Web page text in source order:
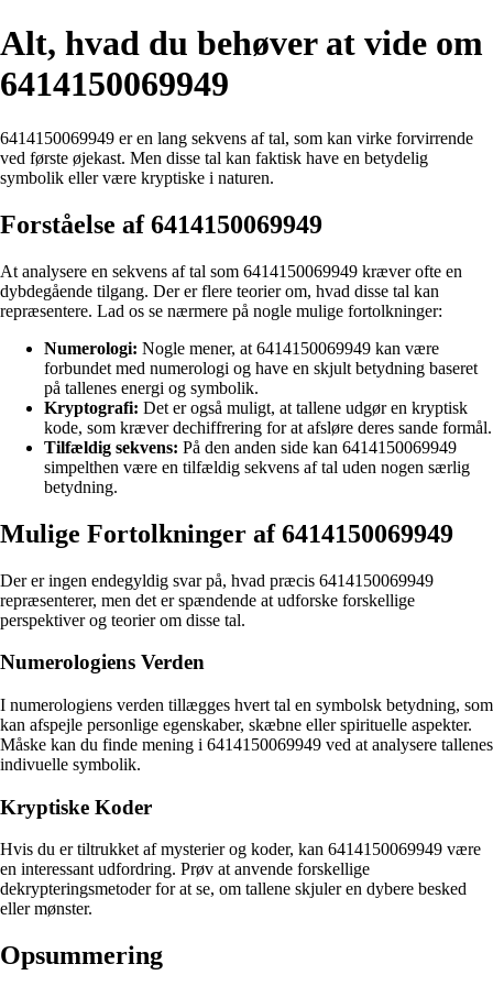
Alt, hvad du behøver at vide om
6414150069949
6414150069949 er en lang sekvens af tal, som kan virke forvirrende
ved første øjekast. Men disse tal kan faktisk have en betydelig
symbolik eller være kryptiske i naturen.
Forståelse af 6414150069949
At analysere en sekvens af tal som 6414150069949 kræver ofte en
dybdegående tilgang. Der er flere teorier om, hvad disse tal kan
repræsentere. Lad os se nærmere på nogle mulige fortolkninger:
Numerologi: Nogle mener, at 6414150069949 kan være
forbundet med numerologi og have en skjult betydning baseret
på tallenes energi og symbolik.
Kryptografi: Det er også muligt, at tallene udgør en kryptisk
kode, som kræver dechiffrering for at afsløre deres sande formål.
Tilfældig sekvens: På den anden side kan 6414150069949
simpelthen være en tilfældig sekvens af tal uden nogen særlig
betydning.
Mulige Fortolkninger af 6414150069949
Der er ingen endegyldig svar på, hvad præcis 6414150069949
repræsenterer, men det er spændende at udforske forskellige
perspektiver og teorier om disse tal.
Numerologiens Verden
I numerologiens verden tillægges hvert tal en symbolsk betydning, som
kan afspejle personlige egenskaber, skæbne eller spirituelle aspekter.
Måske kan du finde mening i 6414150069949 ved at analysere tallenes
indivuelle symbolik.
Kryptiske Koder
Hvis du er tiltrukket af mysterier og koder, kan 6414150069949 være
en interessant udfordring. Prøv at anvende forskellige
dekrypteringsmetoder for at se, om tallene skjuler en dybere besked
eller mønster.
Opsummering